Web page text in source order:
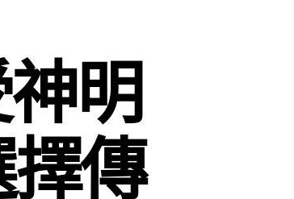
明
傳